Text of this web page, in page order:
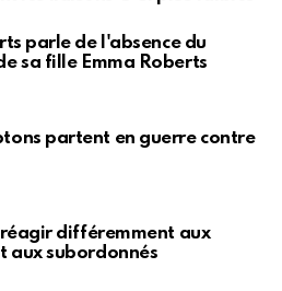
parle de l'absence du
sa fille Emma Roberts
partent en guerre contre
différemment aux
aux subordonnés